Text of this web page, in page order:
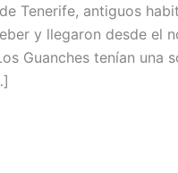
Tenerife, antiguos
y llegaron desde el
Guanches tenían una